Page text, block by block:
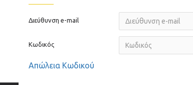
Διεύθυνση e-mail
Κωδικός
Απώλεια Κωδικού